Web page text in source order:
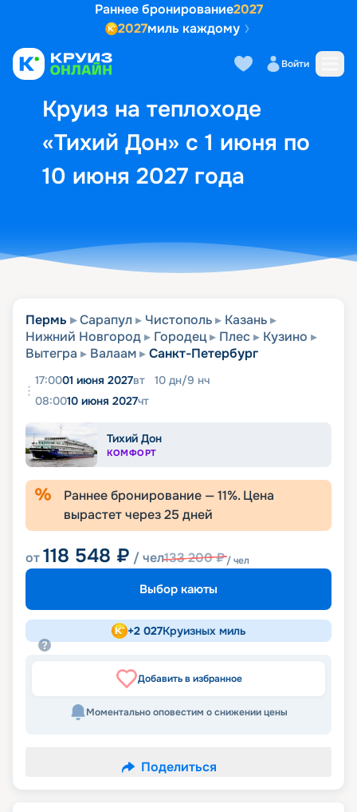
Раннее бронирование2027
2027миль каждому
Войти
Круиз на теплоходе
«Тихий Дон» с 1 июня по
10 июня 2027 года
Выбор кают Маршрут и
Пермь Сарапул Чистополь
Казань
Нижний Новгород
Городец Плес
Кузино
Вытегра
Валаам Санкт-Петербург
17:0001 июня 2027вт 10 дн/9 нч
08:0010 июня 2027чт
Тихий Дон
КОМФОРТ
Раннее бронирование —11%. Цена
вырастет через25 дней
от118 548 ₽ / чел133 200₽/ чел
Выбор каюты
+2 027Круизных миль
Добавить в избранное
Моментально оповестим о снижении цены
Поделиться